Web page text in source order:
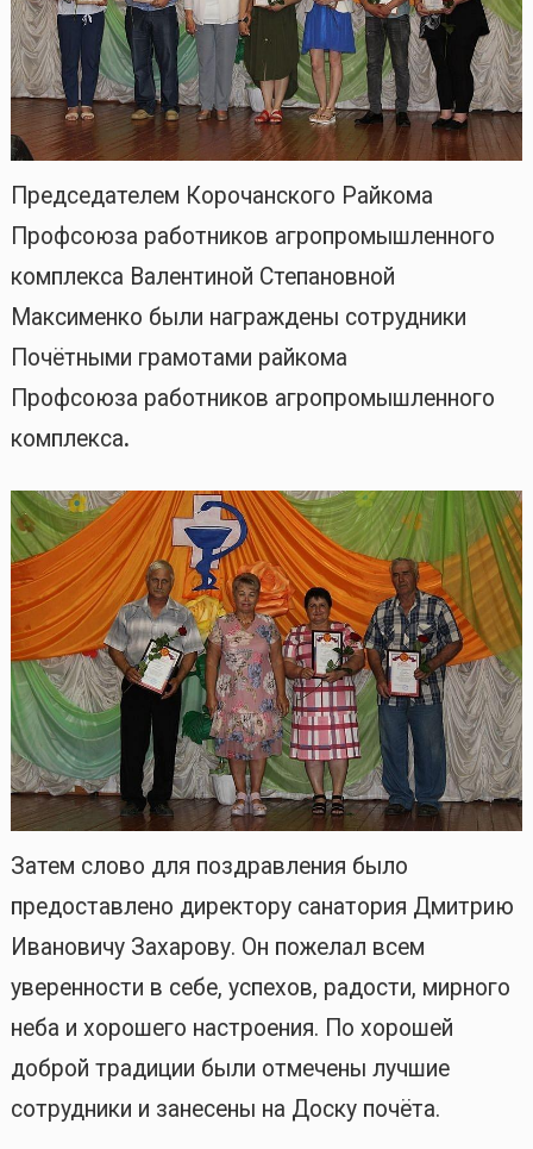
Председателем Корочанского Райкома
Профсоюза работников агропромышленного
комплекса Валентиной Степановной
Максименко были награждены сотрудники
Почётными грамотами райкома
Профсоюза работников агропромышленного
комплекса.
Затем слово для поздравления было
предоставлено директору санатория Дмитрию
Ивановичу Захарову. Он пожелал всем
уверенности в себе, успехов, радости, мирного
неба и хорошего настроения. По хорошей
доброй традиции были отмечены лучшие
сотрудники и занесены на Доску почёта.